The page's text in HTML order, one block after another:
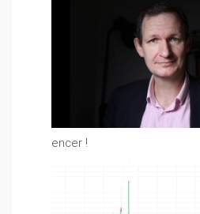
encer !